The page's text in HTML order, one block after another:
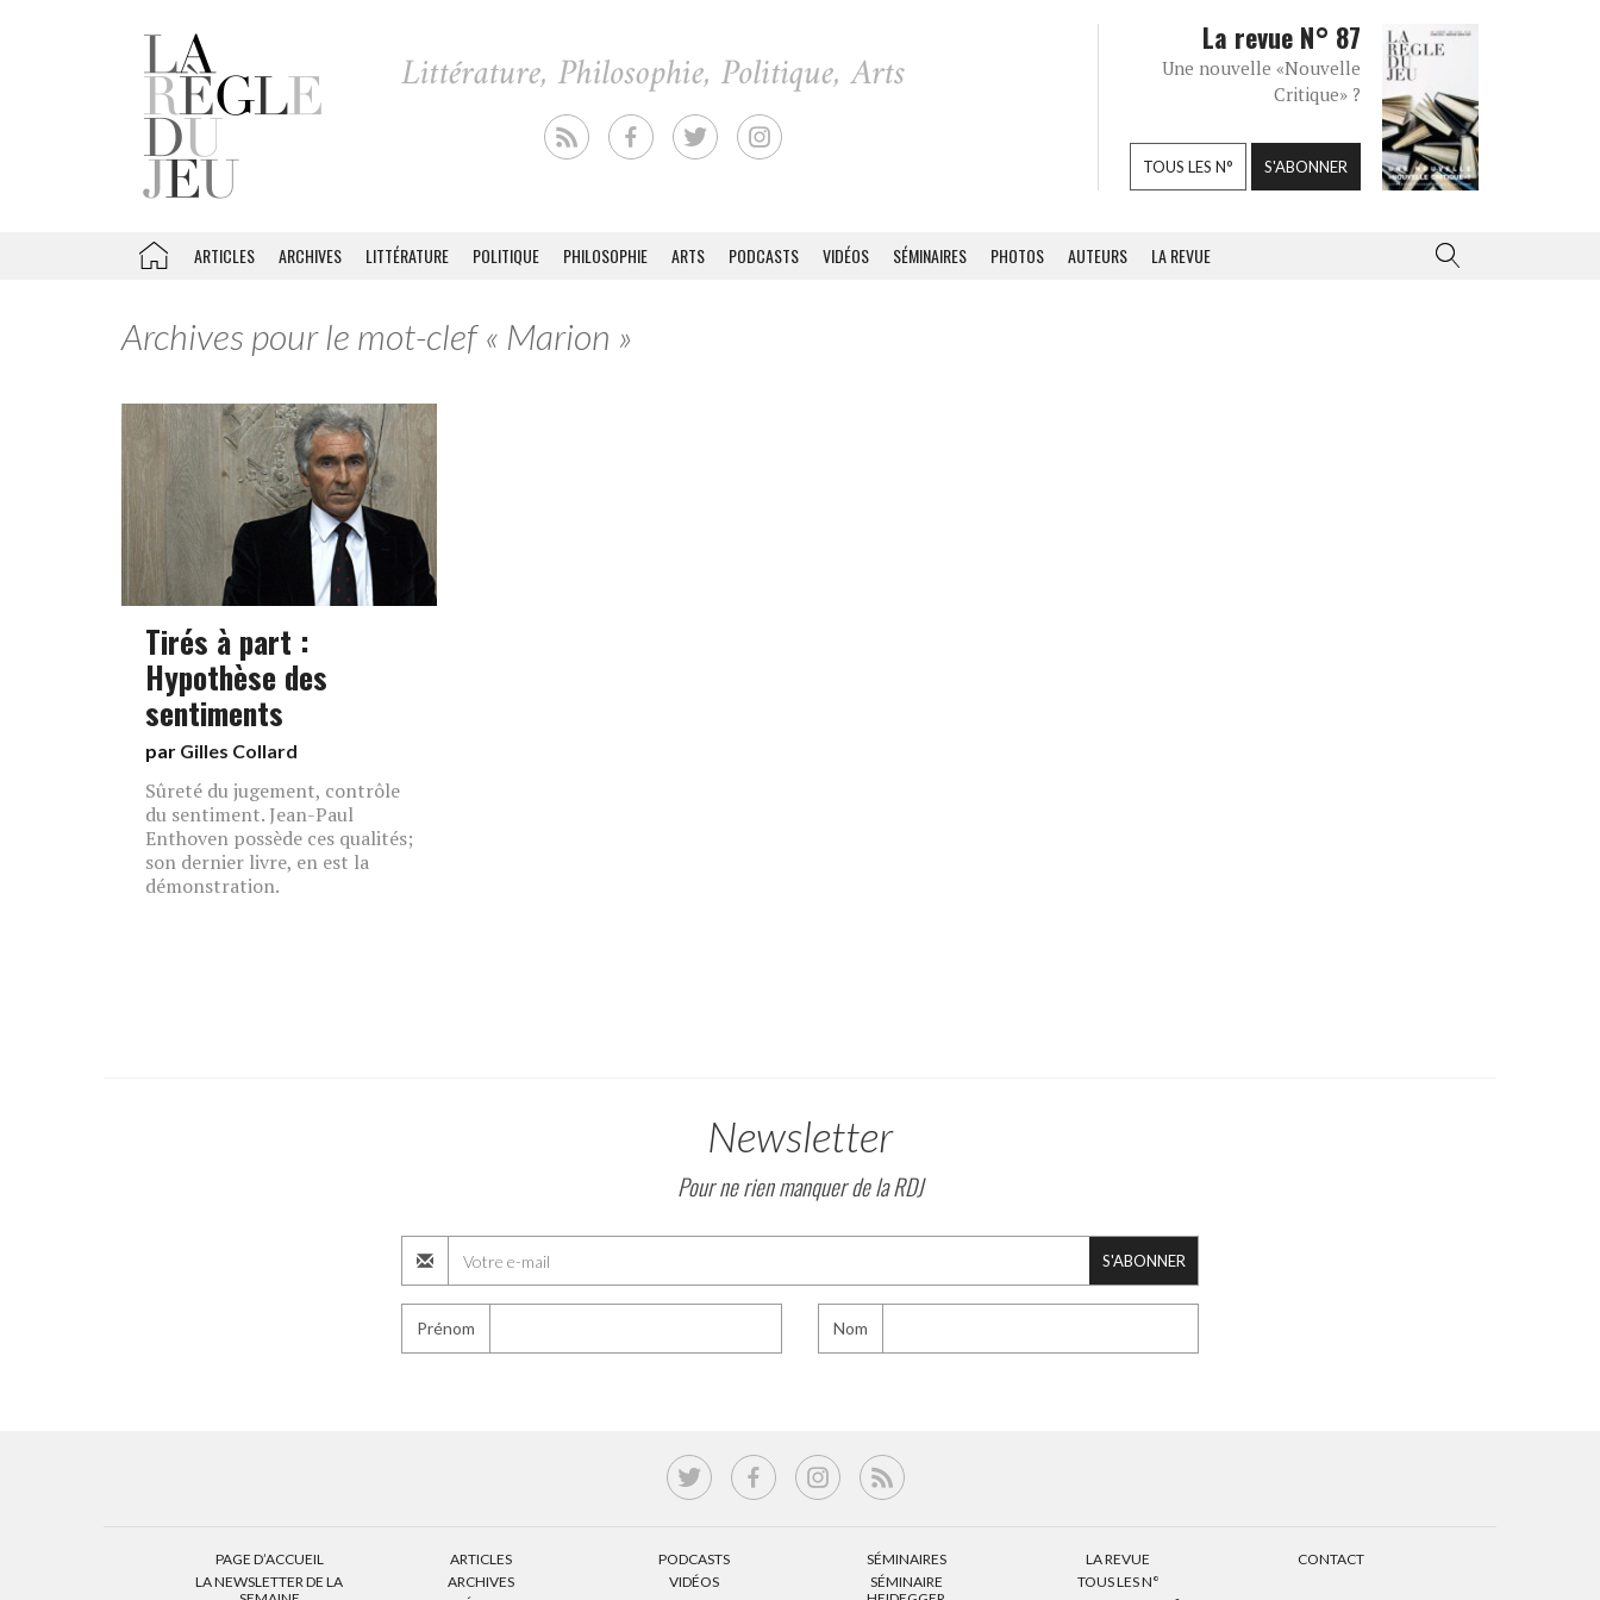
La revue N° 87
Une nouvelle «Nouvelle
Critique» ?
TOUS LES N° S'ABONNER
ARTICLES ARCHIVES LITTÉRATURE POLITIQUE PHILOSOPHIE ARTS PODCASTS VIDÉOS SÉMINAIRES PHOTOS AUTEURS LA REVUE
Archives pour le mot-clef « Marion »
Tirés à part :
Hypothèse des
sentiments
par Gilles Collard
Sûreté du jugement, contrôle
du sentiment. Jean-Paul
Enthoven possède ces qualités;
son dernier livre, en est la
démonstration.
Newsletter
Pour ne rien manquer de la RDJ
S'ABONNER
Prénom Nom
PAGE D’ACCUEIL
LA NEWSLETTER DE LA
ARTICLES
ARCHIVES
PODCASTS
VIDÉOS
SÉMINAIRES
SÉMINAIRE
LA REVUE
TOUS LES N°
CONTACT